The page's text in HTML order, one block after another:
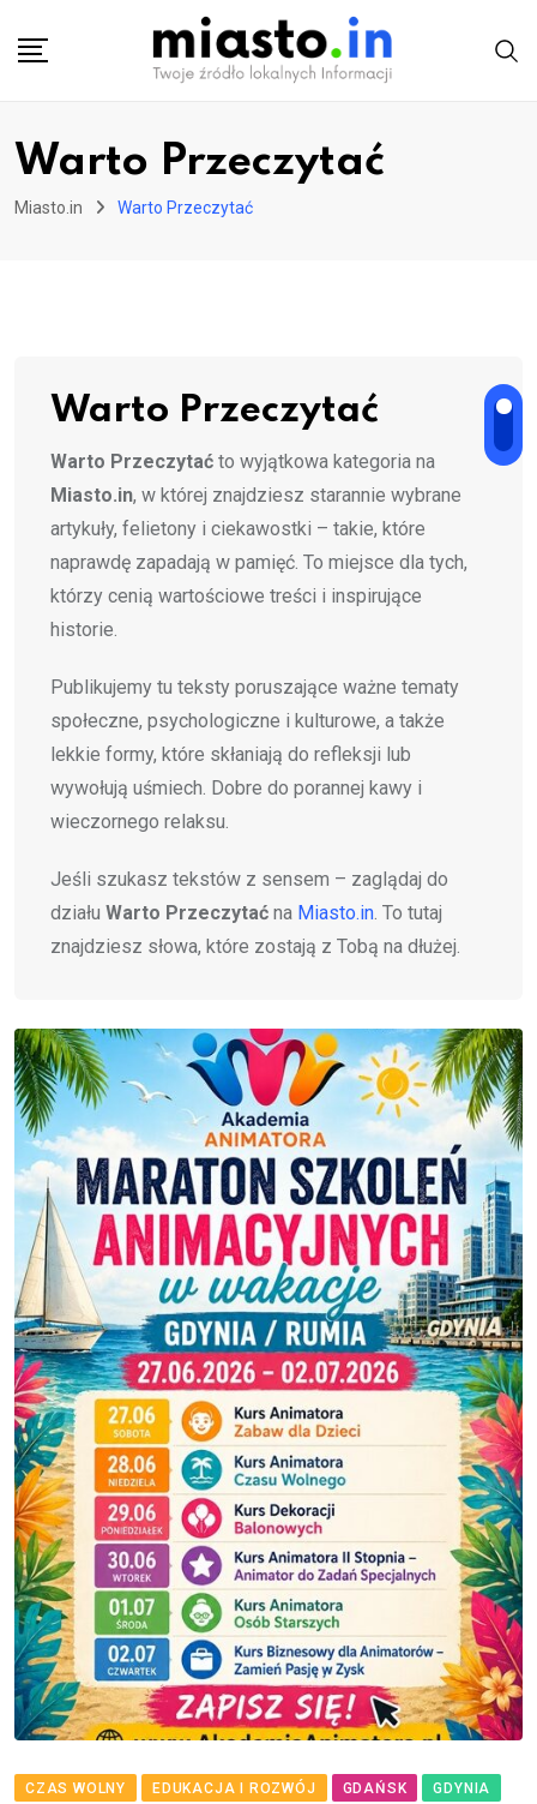
Warto Przeczytać
Miasto.in Warto Przeczytać
Warto Przeczytać
Warto Przeczytać to wyjątkowa kategoria na
Miasto.in, w której znajdziesz starannie wybrane
artykuły, felietony i ciekawostki – takie, które
naprawdę zapadają w pamięć. To miejsce dla tych,
którzy cenią wartościowe treści i inspirujące
historie.
Publikujemy tu teksty poruszające ważne tematy
społeczne, psychologiczne i kulturowe, a także
lekkie formy, które skłaniają do refleksji lub
wywołują uśmiech. Dobre do porannej kawy i
wieczornego relaksu.
Jeśli szukasz tekstów z sensem – zaglądaj do
działu Warto Przeczytać na Miasto.in . To tutaj
znajdziesz słowa, które zostają z Tobą na dłużej.
CZAS WOLNY EDUKACJA I ROZWÓJ GDAŃSK
GDYNIA